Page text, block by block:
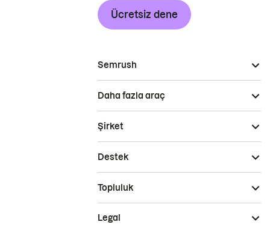
Ücretsiz dene
Semrush
Daha fazla araç
Şirket
Destek
Topluluk
Legal